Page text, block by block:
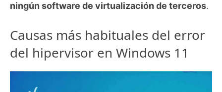
ningún software de virtualización de terceros.
Causas más habituales del error
del hipervisor en Windows 11